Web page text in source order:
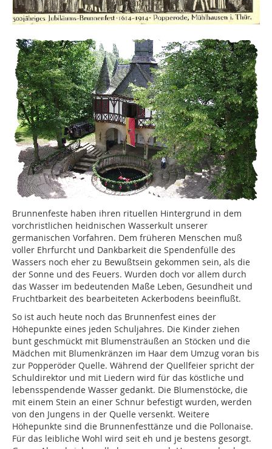
Brunnenfeste haben ihren rituellen Hintergrund in dem
vorchristlichen heidnischen Wasserkult unserer
germanischen Vorfahren. Dem früheren Menschen muß
voller Ehrfurcht und Dankbarkeit die Spendenfülle des
Wassers noch eher zu Bewußtsein gekommen sein, als die
der Sonne und des Feuers. Wurden doch vor allem durch
das Wasser im bedeutenden Maße Leben, Gesundheit und
Fruchtbarkeit des bearbeiteten Ackerbodens beeinflußt.
So ist auch heute noch das Brunnenfest eines der
Höhepunkte eines jeden Schuljahres. Die Kinder ziehen
bunt geschmückt mit Blumensträußen an Stöcken und die
Mädchen mit Blumenkränzen im Haar dem Umzug voran bis
zur Popperöder Quelle. Während der Quellfeier spricht der
Schuldirektor und mit Liedern wird für das köstliche und
lebensspendende Wasser gedankt. Die Blumenstöcke, die
mit einem Stein an einer Schnur befestigt wurden, werden
von den Jungens in der Quelle versenkt. Weitere
Höhepunkte sind die Brunnenfesttänze und die Pollonaise.
Für das leibliche Wohl wird seit eh und je bestens gesorgt.